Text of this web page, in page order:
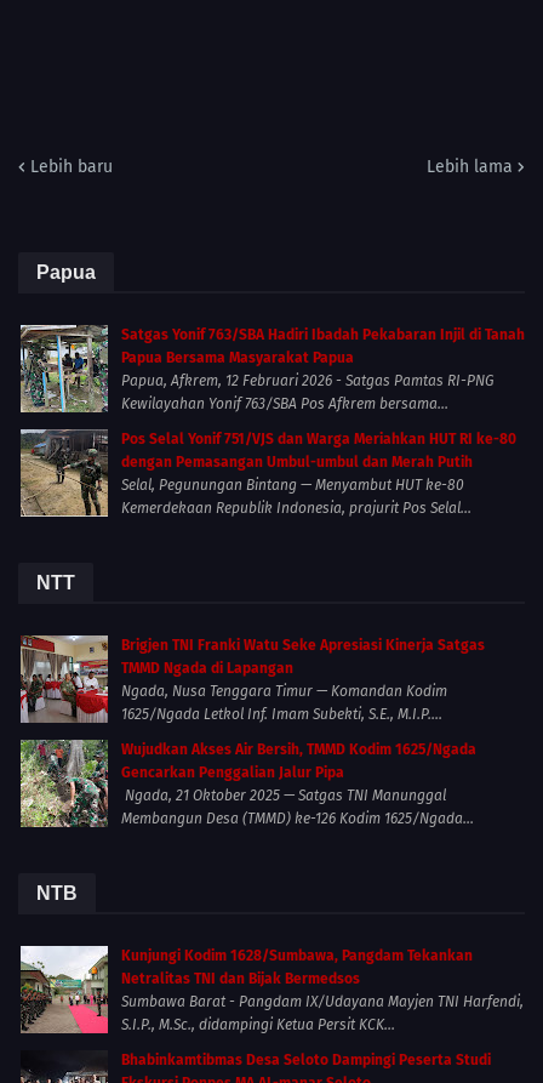
Lebih baru Lebih lama
Papua
Satgas Yonif 763/SBA Hadiri Ibadah Pekabaran Injil di Tanah
Papua Bersama Masyarakat Papua
Papua, Afkrem, 12 Februari 2026 - Satgas Pamtas RI-PNG
Kewilayahan Yonif 763/SBA Pos Afkrem bersama...
Pos Selal Yonif 751/VJS dan Warga Meriahkan HUT RI ke-80
dengan Pemasangan Umbul-umbul dan Merah Putih
Selal, Pegunungan Bintang — Menyambut HUT ke-80
Kemerdekaan Republik Indonesia, prajurit Pos Selal...
NTT
Brigjen TNI Franki Watu Seke Apresiasi Kinerja Satgas
TMMD Ngada di Lapangan
Ngada, Nusa Tenggara Timur — Komandan Kodim
1625/Ngada Letkol Inf. Imam Subekti, S.E., M.I.P....
Wujudkan Akses Air Bersih, TMMD Kodim 1625/Ngada
Gencarkan Penggalian Jalur Pipa
Ngada, 21 Oktober 2025 — Satgas TNI Manunggal
Membangun Desa (TMMD) ke-126 Kodim 1625/Ngada...
NTB
Kunjungi Kodim 1628/Sumbawa, Pangdam Tekankan
Netralitas TNI dan Bijak Bermedsos
Sumbawa Barat - Pangdam IX/Udayana Mayjen TNI Harfendi,
S.I.P., M.Sc., didampingi Ketua Persit KCK...
Bhabinkamtibmas Desa Seloto Dampingi Peserta Studi